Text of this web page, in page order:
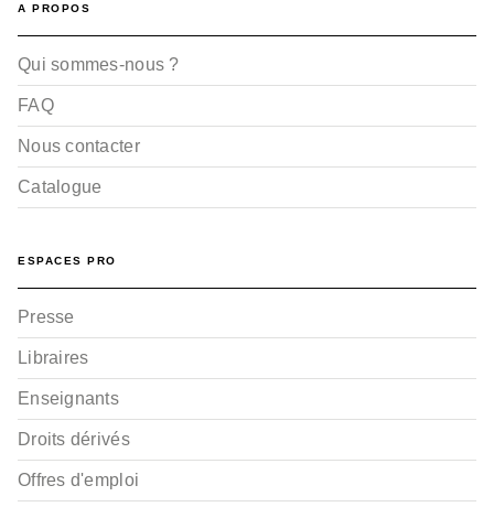
A PROPOS
Qui sommes-nous ?
FAQ
Nous contacter
Catalogue
ESPACES PRO
Presse
Libraires
Enseignants
Droits dérivés
Offres d'emploi